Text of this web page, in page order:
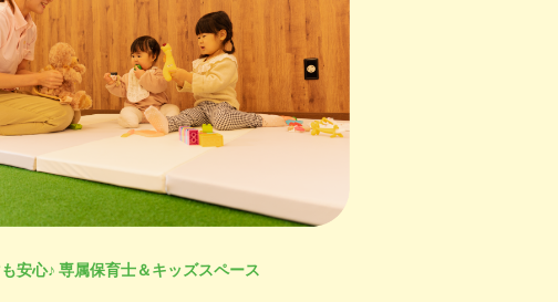
安心♪ 専属保育士＆キッズスペース